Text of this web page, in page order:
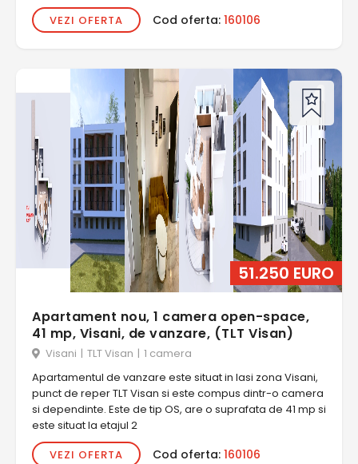
VEZI OFERTA
Cod oferta: 160106
51.250 EURO
Apartament nou, 1 camera open-space,
41 mp, Visani, de vanzare, (TLT Visan)
Visani | TLT Visan | 1 camera
Apartamentul de vanzare este situat in Iasi zona Visani,
punct de reper TLT Visan si este compus dintr-o camera
si dependinte. Este de tip OS, are o suprafata de 41 mp si
este situat la etajul 2
VEZI OFERTA
Cod oferta: 160106